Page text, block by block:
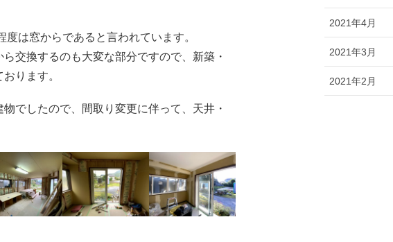
は窓からであると言われています。
交換するのも大変な部分ですので、新築・
ります。
でしたので、間取り変更に伴って、天井・
2021年4月
2021年3月
2021年2月